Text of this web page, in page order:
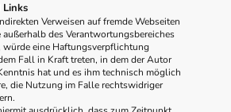
Links
Verweisen auf fremde Webseiten
des Verantwortungsbereiches
würde eine Haftungsverpflichtung
Fall in Kraft treten, in dem der Autor
hat und es ihm technisch möglich
die Nutzung im Falle rechtswidriger